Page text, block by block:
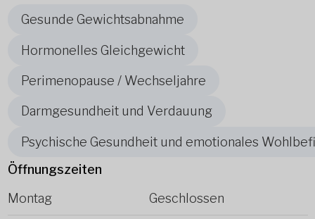
Gesunde Gewichtsabnahme
Hormonelles Gleichgewicht
Perimenopause / Wechseljahre
Darmgesundheit und Verdauung
Psychische Gesundheit und emotionales
Öffnungszeiten
Montag
Geschlossen